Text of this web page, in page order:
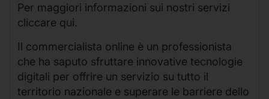
Per maggiori informazioni sui nostri servizi
cliccare qui.
Il commercialista online è un professionista
che ha saputo sfruttare innovative tecnologie
digitali per offrire un servizio su tutto il
territorio nazionale e superare le barriere dello